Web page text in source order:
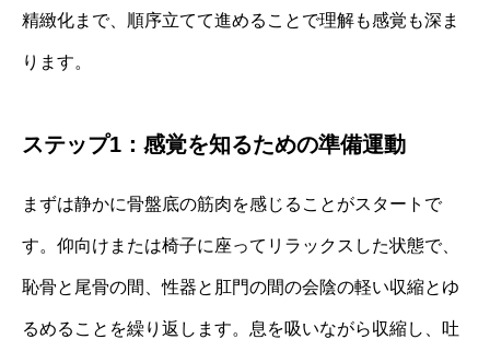
精緻化まで、順序立てて進めることで理解も感覚も深ま
ります。
ステップ1：感覚を知るための準備運動
まずは静かに骨盤底の筋肉を感じることがスタートで
す。仰向けまたは椅子に座ってリラックスした状態で、
恥骨と尾骨の間、性器と肛門の間の会陰の軽い収縮とゆ
るめることを繰り返します。息を吸いながら収縮し、吐